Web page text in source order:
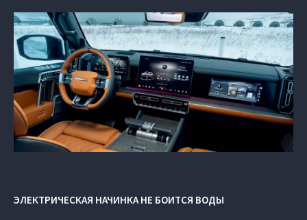
ЭЛЕКТРИЧЕСКАЯ НАЧИНКА НЕ БОИТСЯ ВОДЫ